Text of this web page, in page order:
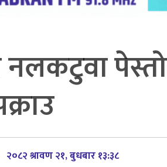
नलकटुवा
२०८२ श्रावण २१, बुधबार १३:३८